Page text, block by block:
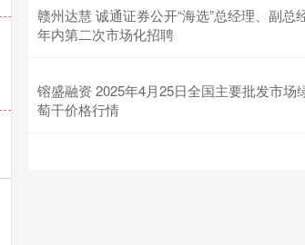
赣州达慧 诚通证券公开“海选”总经理、副总
年内第二次市场化招聘
镕盛融资 2025年4月25日全国主要批发市场
萄干价格行情